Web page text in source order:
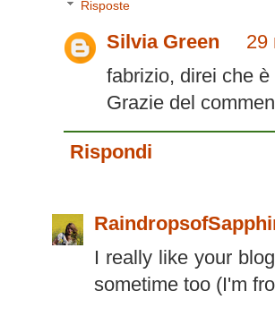
Risposte
Silvia Green
29
fabrizio, direi che
Grazie del
Rispondi
I really like your
sometime too (I'm